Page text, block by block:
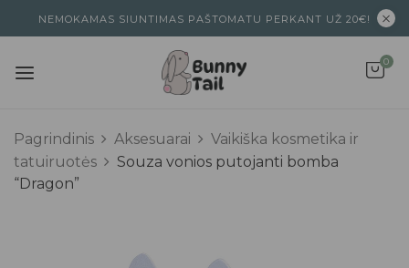
NEMOKAMAS SIUNTIMAS PAŠTOMATU PERKANT UŽ 20€!
0
Pagrindinis Aksesuarai
Vaikiška kosmetika ir
tatuiruotės
Souza vonios putojanti bomba
“Dragon”